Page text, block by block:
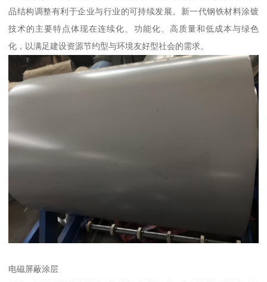
品结构调整有利于企业与行业的可持续发展。新一代钢铁材料涂镀
技术的主要特点体现在连续化、功能化、高质量和低成本与绿色
化，以满足建设资源节约型与环境友好型社会的需求。
电磁屏蔽涂层